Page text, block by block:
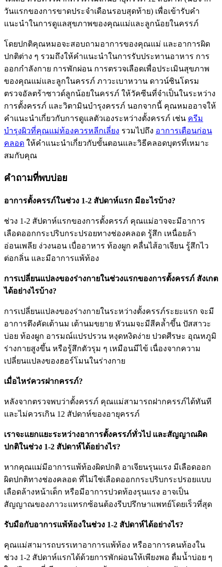
วันแรกของการขาดประจำเดือนรอบสุดท้าย) เพื่อเข้ารับคำ
แนะนำในการดูแลสุขภาพของคุณแม่และลูกน้อยในครรภ์
โดยปกติคุณหมอจะสอบถามอาการของคุณแม่ และอาการผิด
ปกติต่าง ๆ รวมถึงให้คำแนะนำในการรับประทานอาหาร การ
ออกกำลังกาย การพักผ่อน การตรวจเลือดเพื่อประเมินสุขภาพ
ของคุณแม่และลูกในครรภ์ ภาวะเบาหวาน ดาวน์ซินโดรม
ตรวจอัลตร้าซาวด์ลูกน้อยในครรภ์ ให้วัคซีนที่จำเป็นในระหว่าง
การตั้งครรภ์ และวิตามินบำรุงครรภ์ นอกจากนี้ คุณหมออาจให้
คำแนะนำเกี่ยวกับการดูแลตัวเองระหว่างตั้งครรภ์ เช่น ครีม
บำรุงผิวที่คุณแม่ท้องควรหลีกเลี่ยง รวมไปถึง อาการเตือนก่อน
คลอด ให้คำแนะนำเกี่ยวกับขั้นตอนและวิธีคลอดบุตรที่เหมาะ
สมกับคุณ
คำถามที่พบบ่อย
อาการตั้งครรภ์ในช่วง 1-2 สัปดาห์แรก มีอะไรบ้าง?
ช่วง 1-2 สัปดาห์แรกของการตั้งครรภ์ คุณแม่อาจจะมีอาการ
เลือดออกกระปริบกระปรอยทางช่องคลอด รู้สึก เหนื่อยล้า
อ่อนเพลีย ง่วงนอน เบื่ออาหาร ท้องผูก คลื่นไส้อาเจียน รู้สึกไว
ต่อกลิ่น และมีอาการแพ้ท้อง
การเปลี่ยนแปลงของร่างกายในช่วงแรกของการตั้งครรภ์ สังเกต
ได้อย่างไรบ้าง?
การเปลี่ยนแปลงของร่างกายในระหว่างตั้งครรภ์ระยะแรก จะมี
อาการตึงคัดเต้านม เต้านมขยาย หัวนมจะมีสีคล้ำขึ้น ปัสสาวะ
บ่อย ท้องผูก อารมณ์แปรปรวน หงุดหงิดง่าย ปวดศีรษะ อุณหภูมิ
ร่างกายสูงขึ้น หรือรู้สึกตัวรุม ๆ เหมือนมีไข้ เนื่องจากความ
เปลี่ยนแปลงของฮอร์โมนในร่างกาย
เมื่อไหร่ควรฝากครรภ์?
หลังจากตรวจพบว่าตั้งครรภ์ คุณแม่สามารถฝากครรภ์ได้ทันที
และไม่ควรเกิน 12 สัปดาห์ของอายุครรภ์
เราจะแยกแยะระหว่างอาการตั้งครรภ์ทั่วไป และสัญญาณผิด
ปกติในช่วง 1-2 สัปดาห์ได้อย่างไร?
หากคุณแม่มีอาการแพ้ท้องผิดปกติ อาเจียนรุนแรง มีเลือดออก
ผิดปกติทางช่องคลอด ที่ไม่ใช่เลือดออกกระปริบกระปรอยแบบ
เลือดล้างหน้าเด็ก หรือมีอาการปวดท้องรุนแรง อาจเป็น
สัญญาณของภาวะแทรกซ้อนต้องรีบปรึกษาแพทย์โดยเร็วที่สุด
รับมือกับอาการแพ้ท้องในช่วง 1-2 สัปดาห์ได้อย่างไร?
คุณแม่สามารถบรรเทาอาการแพ้ท้อง หรืออาการคนท้องใน
ช่วง 1-2 สัปดาห์แรกได้ด้วยการพักผ่อนให้เพียงพอ ดื่มน้ำบ่อย ๆ